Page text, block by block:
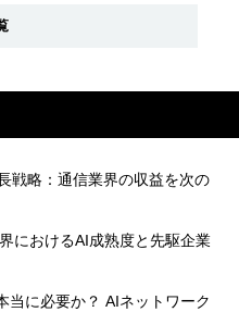
戦略：通信業界の収益を次の
におけるAI成熟度と先駆企業
当に必要か？ AIネットワーク